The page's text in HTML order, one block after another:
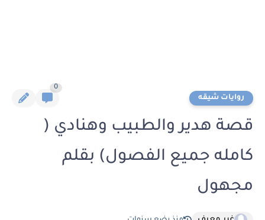
روايات شيقه
0
قصة هدير والطبيب وهنادي (
كامله جميع الفصول) بقلم
مجهول